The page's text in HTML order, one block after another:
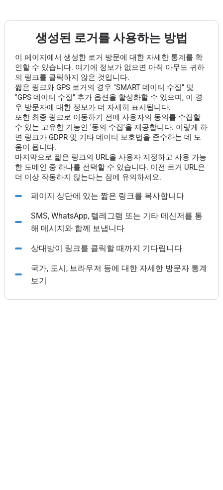
생성된 로거를 사용하는 방법
이 페이지에서 생성한 로거 방문에 대한 자세한 통계를 확
인할 수 있습니다. 여기에 정보가 없으면 아직 아무도 귀하
의 링크를 클릭하지 않은 것입니다.
짧은 링크와 GPS 로거의 경우 "SMART 데이터 수집" 및
"GPS 데이터 수집" 추가 옵션을 활성화할 수 있으며, 이 경
우 방문자에 대한 정보가 더 자세히 표시됩니다.
또한 최종 링크로 이동하기 전에 사용자의 동의를 수집할
수 있는 고유한 기능인 '동의 수집'을 제공합니다. 이렇게 하
면 링크가 GDPR 및 기타 데이터 보호법을 준수하는 데 도
움이 됩니다.
마지막으로 짧은 링크의 URL을 사용자 지정하고 사용 가능
한 도메인 중 하나를 선택할 수 있습니다. 이전 로거 URL은
더 이상 작동하지 않는다는 점에 유의하세요.
페이지 상단에 있는 짧은 링크를 복사합니다
SMS, WhatsApp, 텔레그램 또는 기타 메신저를 통
해 메시지와 함께 보냅니다
상대방이 링크를 클릭할 때까지 기다립니다
국가, 도시, 브라우저 등에 대한 자세한 방문자 통계
보기